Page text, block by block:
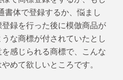
書体で登録するか、悩まし
録を行った後に模倣商品が
な商標が付されていたとし
感じられる商標で、こんな
めて欲しいところです。